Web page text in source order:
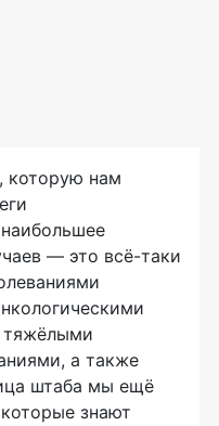
которую нам
— это всё-таки
тяжёлыми
а также
штаба мы ещё
знают